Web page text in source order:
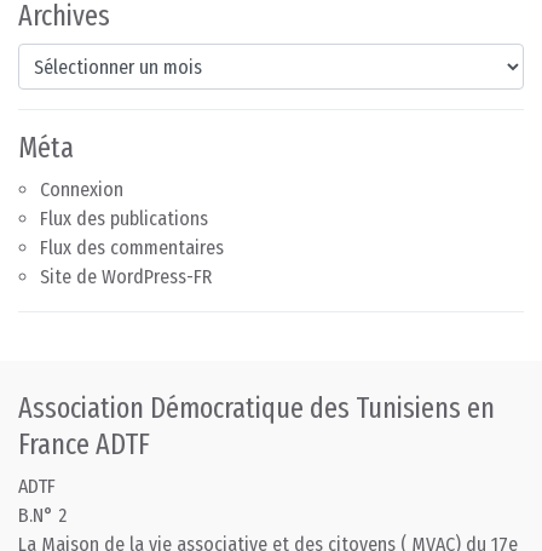
Archives
Archives
Méta
Connexion
Flux des publications
Flux des commentaires
Site de WordPress-FR
Association Démocratique des Tunisiens en
France ADTF
ADTF
B.N° 2
La Maison de la vie associative et des citoyens ( MVAC) du 17e